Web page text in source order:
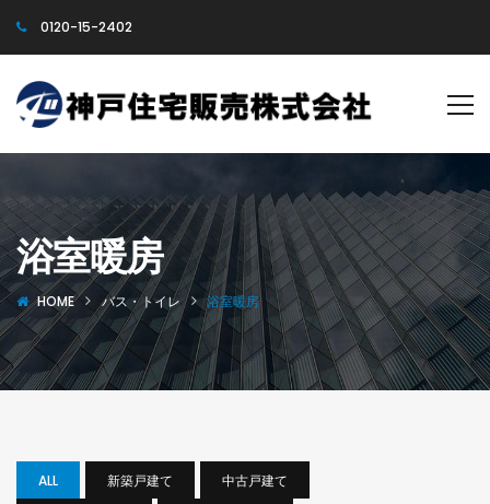
0120-15-2402
浴室暖房
HOME バス・トイレ 浴室暖房
ALL 新築戸建て
中古戸建て